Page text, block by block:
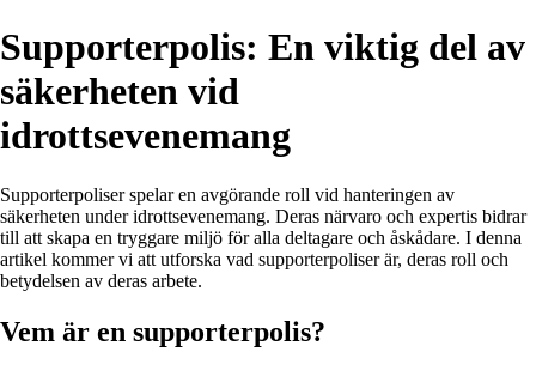
Supporterpolis: En viktig del av
säkerheten vid
idrottsevenemang
Supporterpoliser spelar en avgörande roll vid hanteringen av
säkerheten under idrottsevenemang. Deras närvaro och expertis bidrar
till att skapa en tryggare miljö för alla deltagare och åskådare. I denna
artikel kommer vi att utforska vad supporterpoliser är, deras roll och
betydelsen av deras arbete.
Vem är en supporterpolis?